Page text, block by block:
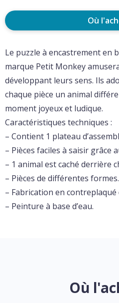
Où
Le puzzle à encastrement en
marque Petit Monkey
développant leurs sens. Ils
chaque pièce un animal
moment joyeux et ludique.
Caractéristiques techniques :
– Contient 1 plateau
– Pièces faciles à saisir grâce
– 1 animal est caché derrière
– Pièces de différentes formes.
– Fabrication en contreplaqué
– Peinture à base d’eau.
Où